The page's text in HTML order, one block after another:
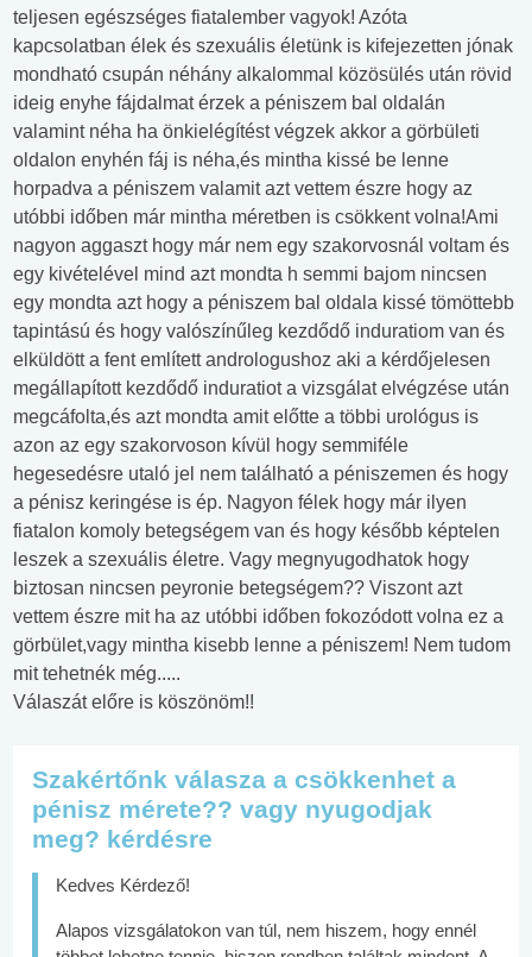
teljesen egészséges fiatalember vagyok! Azóta
kapcsolatban élek és szexuális életünk is kifejezetten jónak
mondható csupán néhány alkalommal közösülés után rövid
ideig enyhe fájdalmat érzek a péniszem bal oldalán
valamint néha ha önkielégítést végzek akkor a görbületi
oldalon enyhén fáj is néha,és mintha kissé be lenne
horpadva a péniszem valamit azt vettem észre hogy az
utóbbi időben már mintha méretben is csökkent volna!Ami
nagyon aggaszt hogy már nem egy szakorvosnál voltam és
egy kivételével mind azt mondta h semmi bajom nincsen
egy mondta azt hogy a péniszem bal oldala kissé tömöttebb
tapintású és hogy valószínűleg kezdődő induratiom van és
elküldött a fent említett andrologushoz aki a kérdőjelesen
megállapított kezdődő induratiot a vizsgálat elvégzése után
megcáfolta,és azt mondta amit előtte a többi urológus is
azon az egy szakorvoson kívül hogy semmiféle
hegesedésre utaló jel nem található a péniszemen és hogy
a pénisz keringése is ép. Nagyon félek hogy már ilyen
fiatalon komoly betegségem van és hogy később képtelen
leszek a szexuális életre. Vagy megnyugodhatok hogy
biztosan nincsen peyronie betegségem?? Viszont azt
vettem észre mit ha az utóbbi időben fokozódott volna ez a
görbület,vagy mintha kisebb lenne a péniszem! Nem tudom
mit tehetnék még.....
Válaszát előre is köszönöm!!
Szakértőnk válasza a csökkenhet a
pénisz mérete?? vagy nyugodjak
meg? kérdésre
Kedves Kérdező!
Alapos vizsgálatokon van túl, nem hiszem, hogy ennél